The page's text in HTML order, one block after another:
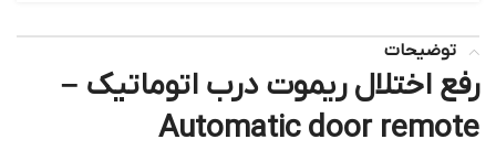
توضیحات
رفع اختلال ریموت درب اتوماتیک –
Automatic door remote